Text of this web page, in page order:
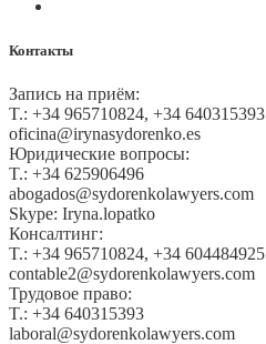
Контакты
Запись на приём:
T.: +34 965710824, +34 640315393
oficina@irynasydorenko.es
Юридические вопросы:
T.: +34 625906496
abogados@sydorenkolawyers.com
Skype: Iryna.lopatko
Консалтинг:
T.: +34 965710824, +34 604484925
contable2@sydorenkolawyers.com
Трудовое право:
T.: +34 640315393
laboral@sydorenkolawyers.com